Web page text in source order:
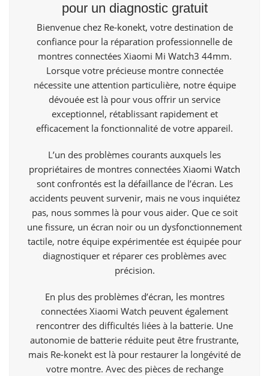
pour un diagnostic gratuit
Bienvenuechez Re-konekt, votre destination de
confiance pour la réparation professionnelle de
montres connectées Xiaomi Mi Watch3 44mm.
Lorsque votre précieuse montre connectée
nécessite une attention particulière, notre équipe
dévouée est là pour vous offrir un service
exceptionnel, rétablissant rapidement et
efficacement la fonctionnalité de votre appareil.
L’un des problèmes courants auxquels les
propriétaires de montres connectées Xiaomi Watch
sont confrontés est la défaillance de l’écran. Les
accidents peuvent survenir, mais ne vous inquiétez
pas, nous sommes là pour vous aider. Que ce soit
une fissure, un écran noir ou un dysfonctionnement
tactile, notre équipe expérimentée est équipée pour
diagnostiquer et réparer ces problèmes avec
précision.
En plus des problèmes d’écran, les montres
connectées Xiaomi Watch peuvent également
rencontrer des difficultés liées à la batterie. Une
autonomie de batterie réduite peut être frustrante,
mais Re-konekt est là pour restaurer la longévité de
votre montre. Avec des pièces de rechange